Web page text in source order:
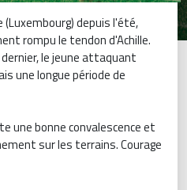
depuis l'été,
rompu le tendon d'Achille.
le jeune attaquant
une longue période de
une bonne convalescence et
sur les terrains. Courage